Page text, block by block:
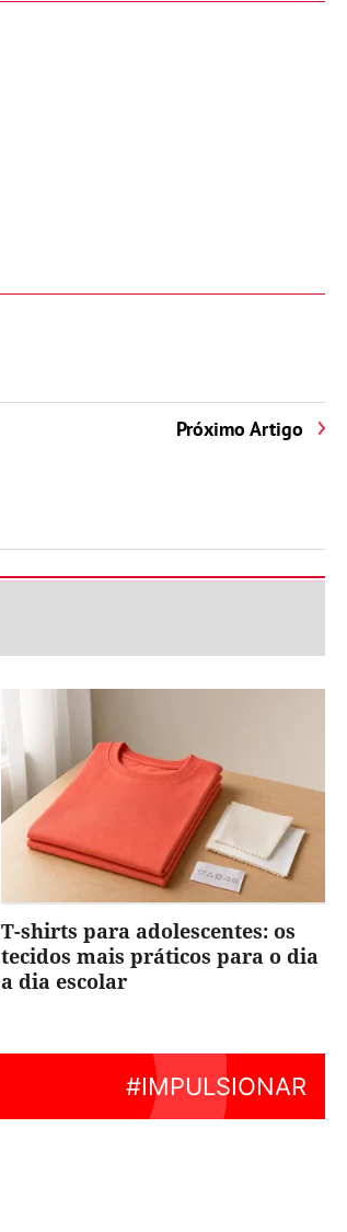
Próximo Artigo
T-shirts para adolescentes: os
tecidos mais práticos para o dia
a dia escolar